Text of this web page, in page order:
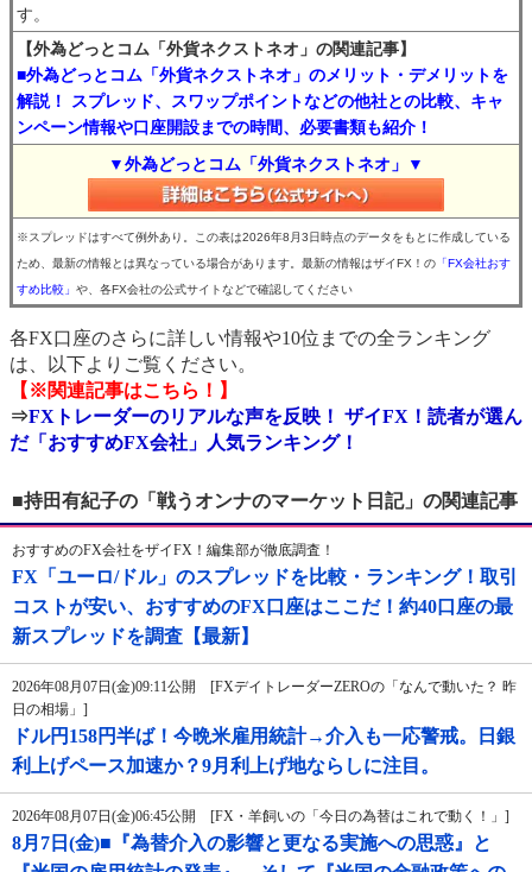
す。
【外為どっとコム「外貨ネクストネオ」の関連記事】
■外為どっとコム「外貨ネクストネオ」のメリット・デメリットを
解説！ スプレッド、スワップポイントなどの他社との比較、キャ
ンペーン情報や口座開設までの時間、必要書類も紹介！
▼外為どっとコム「外貨ネクストネオ」▼
※スプレッドはすべて例外あり。この表は2026年8月3日時点のデータをもとに作成している
ため、最新の情報とは異なっている場合があります。最新の情報はザイFX！の 「FX会社おす
すめ比較」 や、各FX会社の公式サイトなどで確認してください
各FX口座のさらに詳しい情報や10位までの全ランキング
は、以下よりご覧ください。
【※関連記事はこちら！】
⇒FXトレーダーのリアルな声を反映！ ザイFX！読者が選ん
だ「おすすめFX会社」人気ランキング！
■持田有紀子の「戦うオンナのマーケット日記」の関連記事
おすすめのFX会社をザイFX！編集部が徹底調査！
FX「ユーロ/ドル」のスプレッドを比較・ランキング！取引
コストが安い、おすすめのFX口座はここだ！約40口座の最
新スプレッドを調査【最新】
2026年08月07日(金)09:11公開 [FXデイトレーダーZEROの「なんで動いた？ 昨
日の相場」]
ドル円158円半ば！今晩米雇用統計→介入も一応警戒。日銀
利上げペース加速か？9月利上げ地ならしに注目。
2026年08月07日(金)06:45公開 [FX・羊飼いの「今日の為替はこれで動く！」]
8月7日(金)■『為替介入の影響と更なる実施への思惑』と